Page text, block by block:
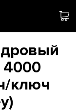
4000
ключ